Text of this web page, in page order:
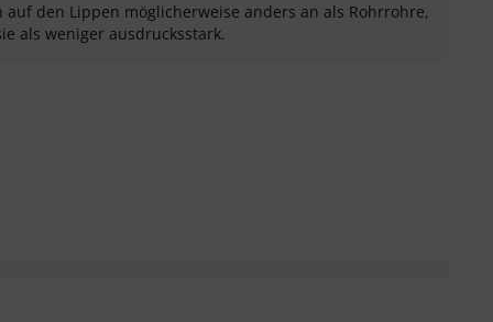
den Lippen möglicherweise anders an als Rohrrohre,
als weniger ausdrucksstark.
als hilfreichals nicht hilfreich